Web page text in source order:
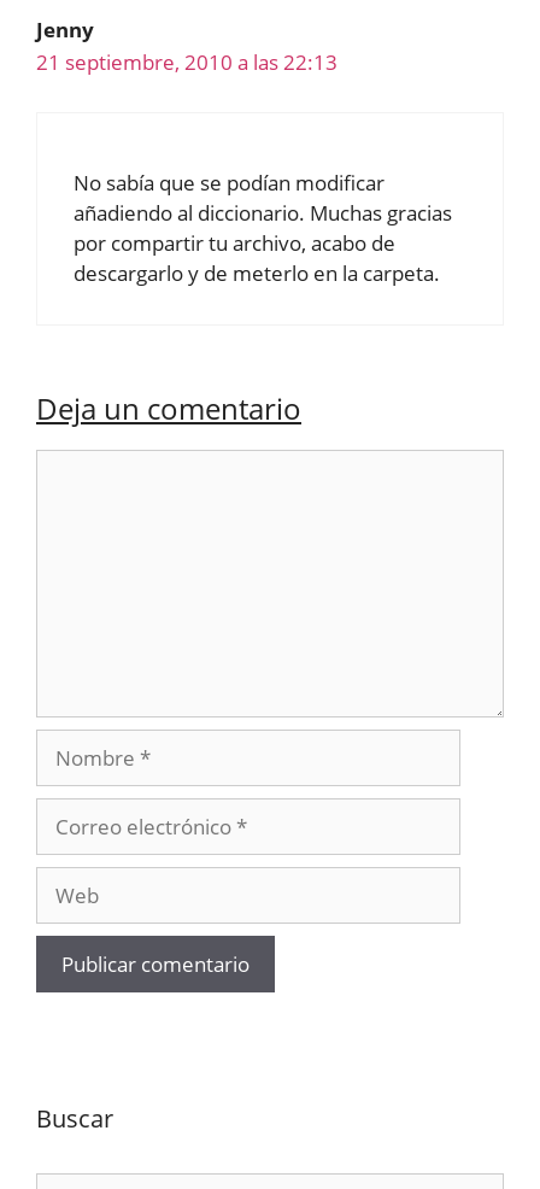
Jenny
21 septiembre, 2010 a las 22:13
No sabía que se podían modificar
añadiendo al diccionario. Muchas gracias
por compartir tu archivo, acabo de
descargarlo y de meterlo en la carpeta.
Deja un comentario
Nombre
electrónico
Buscar